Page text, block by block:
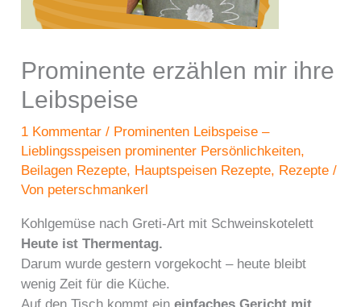
Prominente erzählen mir ihre
Leibspeise
1 Kommentar / Prominenten Leibspeise –
Lieblingsspeisen prominenter Persönlichkeiten,
Beilagen Rezepte, Hauptspeisen Rezepte, Rezepte /
Von peterschmankerl
Kohlgemüse nach Greti-Art mit Schweinskotelett
Heute ist Thermentag.
Darum wurde gestern vorgekocht – heute bleibt
wenig Zeit für die Küche.
Auf den Tisch kommt eineinfaches Gericht mit